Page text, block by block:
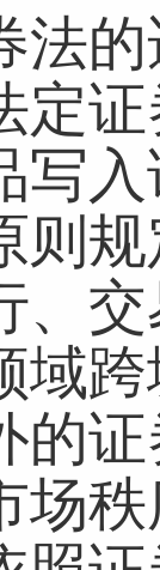
法
定
写
则
、
域
的
场